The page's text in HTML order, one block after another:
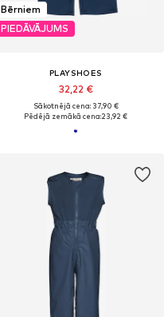
Bērniem
PIEDĀVĀJUMS
PLAYSHOES
32,22 €
Sākotnējā cena: 37,90 €
Pēdējā zemākā cena:23,92 €